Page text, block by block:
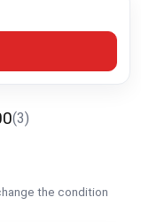
(3)
the condition